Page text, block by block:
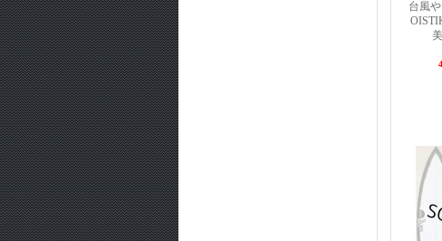
台風